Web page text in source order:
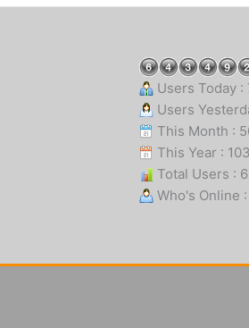
Users Today :
Users
This Month :
This Year :
Total Users :
Who's Online